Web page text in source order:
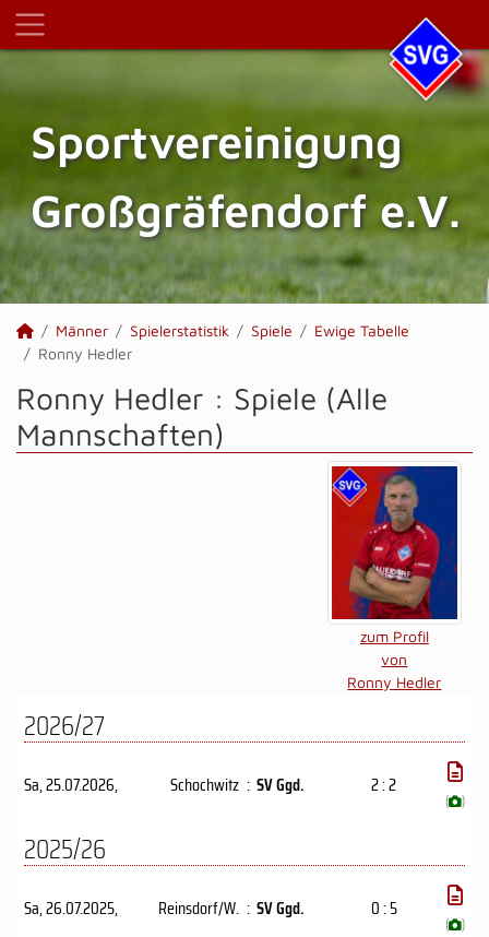
Sportvereinigung
Großgräfendorf e.V.
Männer Spielerstatistik Spiele
Ewige Tabelle
Ronny Hedler
Ronny Hedler : Spiele (Alle
Mannschaften)
zum Profil
von
Ronny Hedler
2026/27
Sa, 25.07.2026, Schochwitz : SV Ggd. 2 : 2
( )
2025/26
Sa, 26.07.2025, Reinsdorf/W. : SV Ggd. 0 : 5
( )